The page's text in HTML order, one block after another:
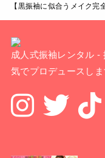
【黒振袖に似合うメイク完
成人式振袖レンタル -
気でプロデュースしま